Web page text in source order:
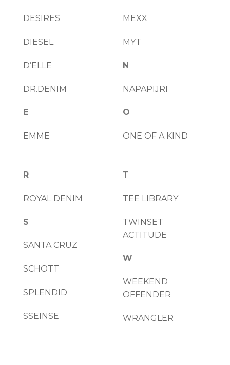
DESIRES
DIESEL
D’ELLE
DR.DENIM
E
EMME
MEXX
MYT
N
NAPAPIJRI
O
ONE OF A KIND
R
ROYAL DENIM
S
SANTA CRUZ
SCHOTT
SPLENDID
SSEINSE
T
TEE LIBRARY
TWINSET
ACTITUDE
W
WEEKEND
OFFENDER
WRANGLER